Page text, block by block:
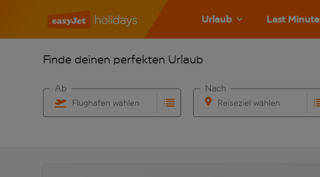
Urlaub Last Minute
Finde deinen perfekten Urlaub
Flughafen wählen
Ab
Reiseziel wählen
Nach